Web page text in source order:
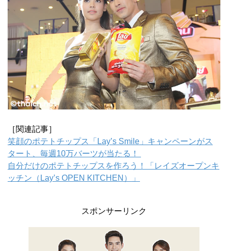
［関連記事］
笑顔のポテトチップス「Lay’s Smile」キャンペーンがス
タート、毎週10万バーツが当たる！
自分だけのポテトチップスを作ろう！「レイズオープンキ
ッチン（Lay’s OPEN KITCHEN）」
スポンサーリンク